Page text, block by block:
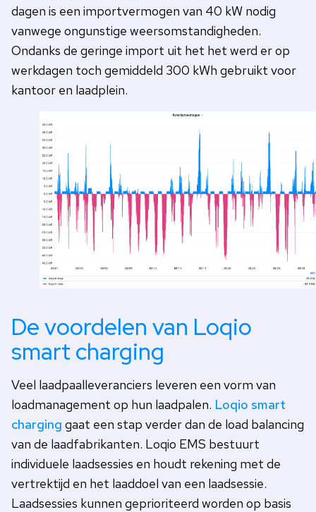
dagen is een importvermogen van 40 kW nodig
vanwege ongunstige weersomstandigheden.
Ondanks de geringe import uit het het werd er op
werkdagen toch gemiddeld 300 kWh gebruikt voor
kantoor en laadplein.
De voordelen van Loqio
smart charging
Veel laadpaalleveranciers leveren een vorm van
loadmanagement op hun laadpalen. Loqio smart
charging gaat een stap verder dan de load balancing
van de laadfabrikanten. Loqio EMS bestuurt
individuele laadsessies en houdt rekening met de
vertrektijd en het laaddoel van een laadsessie.
Laadsessies kunnen geprioriteerd worden op basis